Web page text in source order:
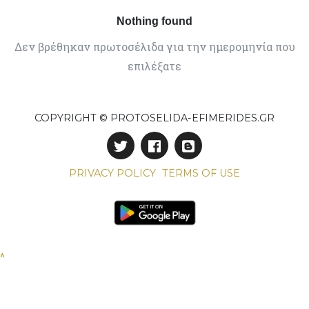
Nothing found
Δεν βρέθηκαν πρωτοσέλιδα για την ημερομηνία που
επιλέξατε
COPYRIGHT © PROTOSELIDA-EFIMERIDES.GR
PRIVACY POLICY TERMS OF USE
^